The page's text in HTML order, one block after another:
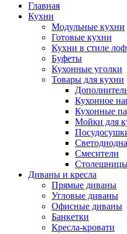
Главная
Кухни
Модульные кухни
Готовые кухни
Кухни в стиле
Буфеты
Кухонные уголки
Товары для кухни
Кухонное
Кухонные
Мойки для
Смесители
Диваны и кресла
Прямые диваны
Угловые диваны
Офисные диваны
Банкетки
Кресла-кровати